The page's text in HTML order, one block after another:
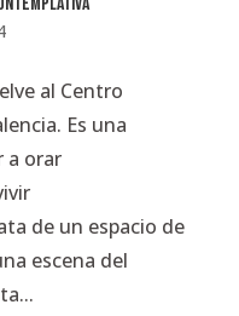
al Centro
Es una
a orar
de un espacio de
escena del